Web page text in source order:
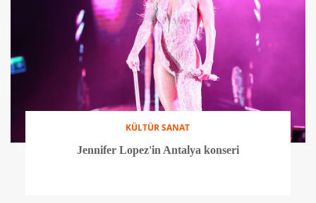
KÜLTÜR SANAT
Jennifer Lopez'in Antalya konseri